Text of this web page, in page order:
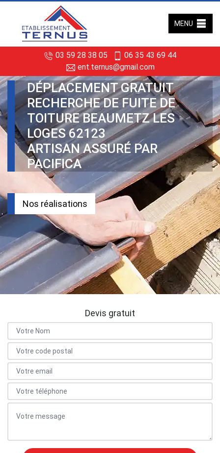
03 59 28 38 05
06 35 43 69 44
ent.ternus@gmail.com
MENU
DÉPLACEMENT GRATUIT
RECHERCHE DE FUITE DE
TOITURE BEAUMETZ LES
LOGES 62123
ARTISAN ASSURÉ PAR
PACIFICA
Nos réalisations
Devis gratuit